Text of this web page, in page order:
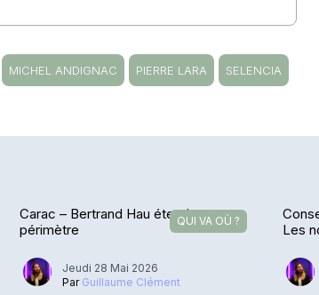
MICHEL ANDIGNAC PIERRE LARA SELENCIA
QUI VA OÙ ?
Carac – Bertrand Hau étend son
périmètre
Jeudi 28 Mai 2026
Par Guillaume Clément
Les